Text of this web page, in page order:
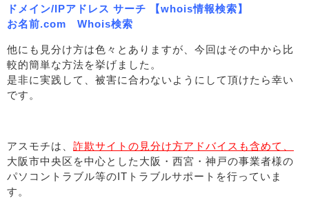
ドメイン/IPアドレス サーチ 【whois情報検索】
お名前.com Whois検索
他にも見分け方は色々とありますが、今回はその中から比
較的簡単な方法を挙げました。
是非に実践して、被害に合わないようにして頂けたら幸い
です。
アスモチは、 詐欺サイトの見分け方アドバイスも含めて、
大阪市中央区を中心とした大阪・西宮・神戸の事業者様の
パソコントラブル等のITトラブルサポートを行っていま
す。